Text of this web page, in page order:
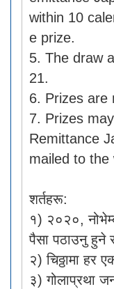
within 10
e prize.
5. The draw
21.
6. Prizes are
7. Prizes
Remittance
mailed to the
शर्तहरू:
१) २०२०,
पैसा पठाउनु हुने
२) चिठ्ठामा
३) गोलाप्रथा